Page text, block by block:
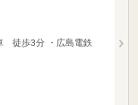
徒歩3分 ・広島電鉄